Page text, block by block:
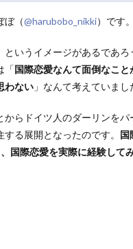
ぼ（@harubobo_nikki）です。
というイメージがあるであろ
「国際恋愛なんて面倒なこと
わない 」なんて考えていまし
からドイツ人のダーリンをパ
る展開となったのです。 国
国際恋愛を実際に経験して